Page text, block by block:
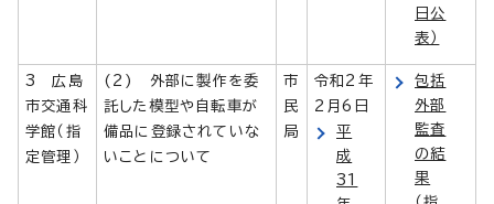
日公
表）
3 広島
市交通科
学館（指
定管理）
(2) 外部に製作を委
託した模型や自転車が
備品に登録されていな
いことについて
市
民
局
令和2年
2月6日
平
成
31
包括
外部
監査
の結
果